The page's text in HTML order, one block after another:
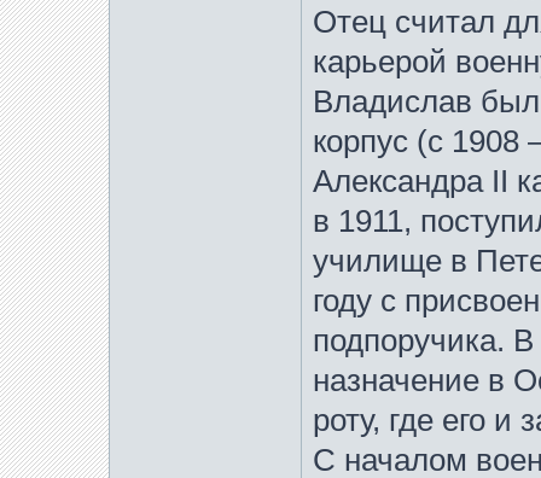
Отец считал
карьерой
Владислав был
корпус (c
Александра II
в 1911,
училище в
году с
подпоручика.
назначение в
роту, где его и
С началом